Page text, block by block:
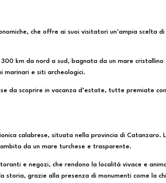
che offre ai suoi visitatori un’ampia scelta di
km da nord a sud, bagnata da un mare cristallino
marinari e siti archeologici.
da scoprire in vacanza d’estate, tutte premiate
calabrese, situata nella provincia di Catanzaro.
da un mare turchese e trasparente.
e negozi, che rendono la località vivace e
grazie alla presenza di monumenti come la